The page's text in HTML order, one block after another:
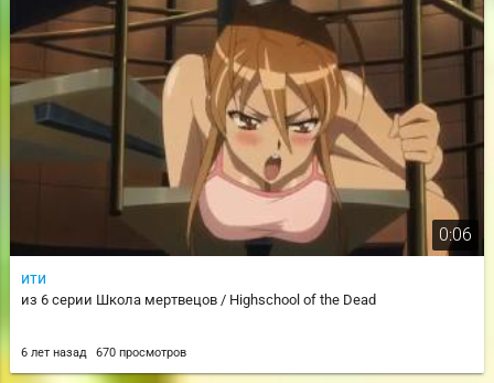
0:06
ити
из 6 серии Школа мертвецов / Highschool of the Dead
6 лет назад 670 просмотров